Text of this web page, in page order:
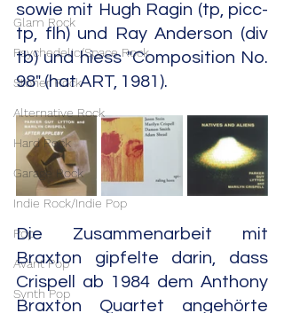
Glam Rock
Psychedelic/Space Rock
Stoner Rock
Alternative Rock
Hard Rock
Garage Rock
Indie Rock/Indie Pop
Pop
Avant Pop
Synth Pop
sowie mit Hugh Ragin (tp, picc-
tp, flh) und Ray Anderson (div
tb) und hiess "Composition No.
98" (hat ART, 1981).
Die Zusammenarbeit mit
Braxton gipfelte darin, dass
Crispell ab 1984 dem Anthony
Braxton Quartet angehörte